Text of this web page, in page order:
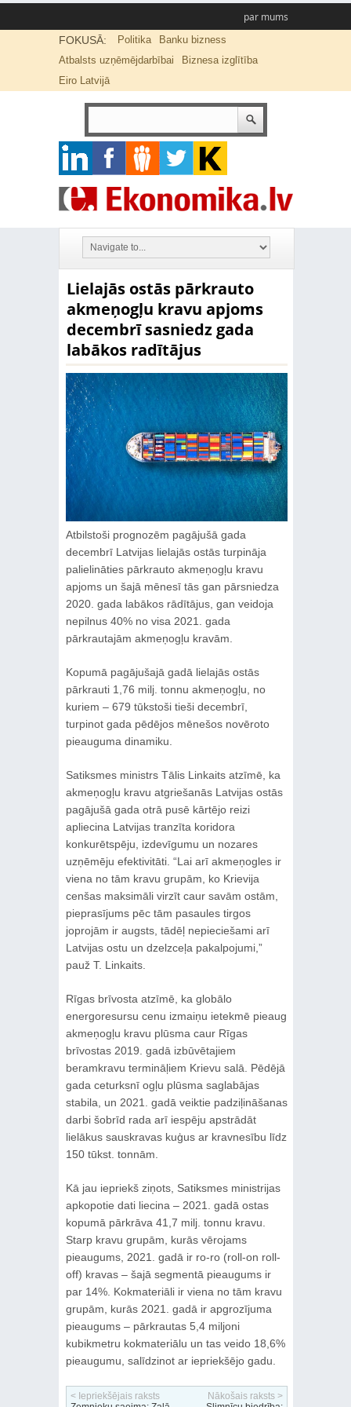
par mums
FOKUSĀ: Politika
Banku bizness
Atbalsts uzņēmējdarbībai
Biznesa izglītība
Eiro Latvijā
Lielajās ostās pārkrauto
akmeņogļu kravu apjoms
decembrī sasniedz gada
labākos radītājus
Atbilstoši prognozēm pagājušā gada
decembrī Latvijas lielajās ostās turpināja
palielināties pārkrauto akmeņogļu kravu
apjoms un šajā mēnesī tās gan pārsniedza
2020. gada labākos rādītājus, gan veidoja
nepilnus 40% no visa 2021. gada
pārkrautajām akmeņogļu kravām.
Kopumā pagājušajā gadā lielajās ostās
pārkrauti 1,76 milj. tonnu akmeņogļu, no
kuriem – 679 tūkstoši tieši decembrī,
turpinot gada pēdējos mēnešos novēroto
pieauguma dinamiku.
Satiksmes ministrs Tālis Linkaits atzīmē, ka
akmeņogļu kravu atgriešanās Latvijas ostās
pagājušā gada otrā pusē kārtējo reizi
apliecina Latvijas tranzīta koridora
konkurētspēju, izdevīgumu un nozares
uzņēmēju efektivitāti. “Lai arī akmeņogles ir
viena no tām kravu grupām, ko Krievija
cenšas maksimāli virzīt caur savām ostām,
pieprasījums pēc tām pasaules tirgos
joprojām ir augsts, tādēļ nepieciešami arī
Latvijas ostu un dzelzceļa pakalpojumi,”
pauž T. Linkaits.
Rīgas brīvosta atzīmē, ka globālo
energoresursu cenu izmaiņu ietekmē pieaug
akmeņogļu kravu plūsma caur Rīgas
brīvostas 2019. gadā izbūvētajiem
beramkravu termināļiem Krievu salā. Pēdējā
gada ceturksnī ogļu plūsma saglabājas
stabila, un 2021. gadā veiktie padziļināšanas
darbi šobrīd rada arī iespēju apstrādāt
lielākus sauskravas kuģus ar kravnesību līdz
150 tūkst. tonnām.
Kā jau iepriekš ziņots, Satiksmes ministrijas
apkopotie dati liecina – 2021. gadā ostas
kopumā pārkrāva 41,7 milj. tonnu kravu.
Starp kravu grupām, kurās vērojams
pieaugums, 2021. gadā ir ro-ro (roll-on roll-
off) kravas – šajā segmentā pieaugums ir
par 14%. Kokmateriāli ir viena no tām kravu
grupām, kurās 2021. gadā ir apgrozījuma
pieaugums – pārkrautas 5,4 miljoni
kubikmetru kokmateriālu un tas veido 18,6%
pieaugumu, salīdzinot ar iepriekšējo gadu.
< Iepriekšējais raksts
Nākošais raksts >